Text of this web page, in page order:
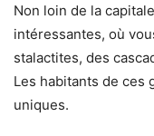
Non loin de la
intéressantes, où
stalactites, des
Les habitants de ces
uniques.